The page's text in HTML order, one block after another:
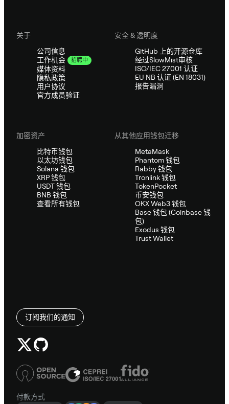
关于
公司信息
工作机会
招聘中
媒体资料
隐私政策
用户协议
官方成员验证
安全 & 透明度
GitHub 上的开源仓库
经过SlowMist审核
ISO/IEC 27001 认证
EU NB 认证 (EN 18031)
报告漏洞
加密资产
比特币钱包
以太坊钱包
Solana 钱包
XRP 钱包
USDT 钱包
BNB 钱包
查看所有钱包
从其他应用钱包迁移
MetaMask
Phantom 钱包
Rabby 钱包
Tronlink 钱包
TokenPocket
币安钱包
OKX Web3 钱包
Base 钱包 (Coinbase 钱
包)
Exodus 钱包
Trust Wallet
订阅我们的通知
付款方式